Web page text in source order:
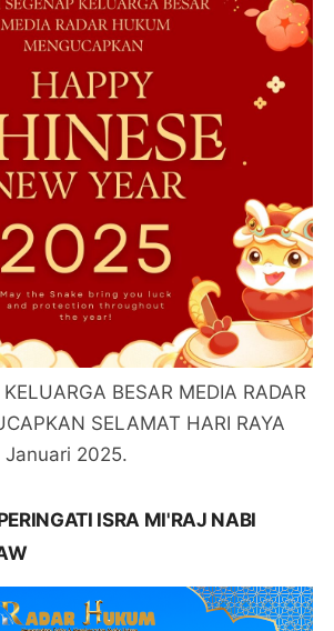
BESAR MEDIA RADAR
SELAMAT HARI RAYA
Januari 2025.
ISRA MI'RAJ NABI